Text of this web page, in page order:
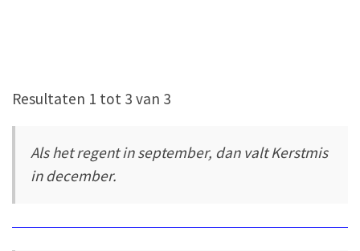
Resultaten 1 tot 3 van 3
Als het regent in september, dan valt Kerstmis
in december.